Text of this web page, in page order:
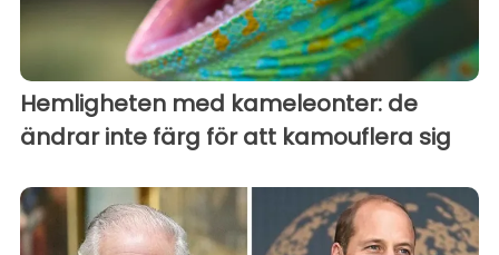
Hemligheten med kameleonter: de
ändrar inte färg för att kamouflera sig